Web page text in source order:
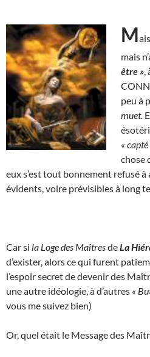
M
mais
être »
peu à
muet.
« capté
chose
eux s’est tout bonnement refusé
évidents, voire prévisibles à long
Car si la Loge des MaîtresdeLa
d’exister, alors ce qui furent
l’espoir secret de devenir des
une autre idéologie, à d’autres «
vous me suivez bien)
Or, quel était le Message des